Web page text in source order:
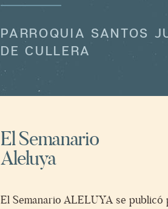
PARROQUIA SANTOS
DE CULLERA
El Semanario
Aleluya
El Semanario ALELUYA se